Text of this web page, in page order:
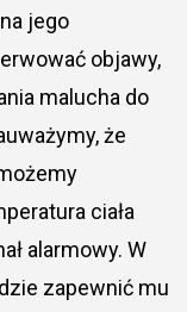
jego
objawy,
malucha do
że
ciała
alarmowy. W
zapewnić mu